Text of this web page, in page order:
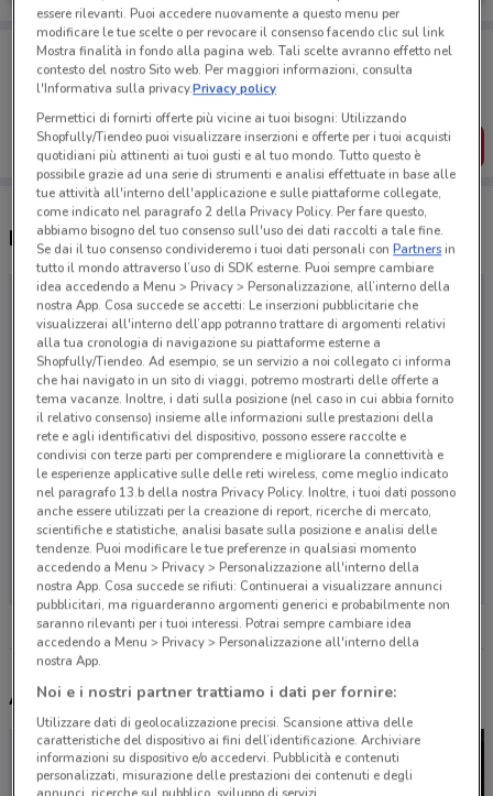
Porta DoveConviene sempre con te!
Puoi trovare le migliori offerte dei negozi vicino a te,
salvarle e creare la tua lista del risparmio, comodamente
SCARICA L’APP
Negozi Imperatore Viaggi a Pesaro
Non ci sono negozi nelle vicinanze
Altri volantini nelle vicinanze
essere rilevanti. Puoi accedere nuovamente a questo menu per
modificare le tue scelte o per revocare il consenso facendo clic sul link
Mostra finalità in fondo alla pagina web. Tali scelte avranno effetto nel
contesto del nostro Sito web. Per maggiori informazioni, consulta
l'Informativa sulla privacy.Privacy policy
Permettici di fornirti offerte più vicine ai tuoi bisogni: Utilizzando
Shopfully/Tiendeo puoi visualizzare inserzioni e offerte per i tuoi acquisti
quotidiani più attinenti ai tuoi gusti e al tuo mondo. Tutto questo è
possibile grazie ad una serie di strumenti e analisi effettuate in base alle
tue attività all'interno dell'applicazione e sulle piattaforme collegate,
come indicato nel paragrafo 2 della Privacy Policy. Per fare questo,
abbiamo bisogno del tuo consenso sull'uso dei dati raccolti a tale fine.
Se dai il tuo consenso condivideremo i tuoi dati personali conPartnersin
tutto il mondo attraverso l’uso di SDK esterne. Puoi sempre cambiare
idea accedendo a Menu > Privacy > Personalizzazione, all’interno della
nostra App. Cosa succede se accetti: Le inserzioni pubblicitarie che
visualizzerai all'interno dell’app potranno trattare di argomenti relativi
alla tua cronologia di navigazione su piattaforme esterne a
Shopfully/Tiendeo. Ad esempio, se un servizio a noi collegato ci informa
che hai navigato in un sito di viaggi, potremo mostrarti delle offerte a
tema vacanze. Inoltre, i dati sulla posizione (nel caso in cui abbia fornito
il relativo consenso) insieme alle informazioni sulle prestazioni della
rete e agli identificativi del dispositivo, possono essere raccolte e
condivisi con terze parti per comprendere e migliorare la connettività e
le esperienze applicative sulle delle reti wireless, come meglio indicato
nel paragrafo 13.b della nostra Privacy Policy. Inoltre, i tuoi dati possono
anche essere utilizzati per la creazione di report, ricerche di mercato,
scientifiche e statistiche, analisi basate sulla posizione e analisi delle
tendenze. Puoi modificare le tue preferenze in qualsiasi momento
accedendo a Menu > Privacy > Personalizzazione all'interno della
nostra App. Cosa succede se rifiuti: Continuerai a visualizzare annunci
pubblicitari, ma riguarderanno argomenti generici e probabilmente non
saranno rilevanti per i tuoi interessi. Potrai sempre cambiare idea
accedendo a Menu > Privacy > Personalizzazione all'interno della
nostra App.
Noi e i nostri partner trattiamo i dati per fornire:
Utilizzare dati di geolocalizzazione precisi. Scansione attiva delle
caratteristiche del dispositivo ai fini dell’identificazione. Archiviare
informazioni su dispositivo e/o accedervi. Pubblicità e contenuti
personalizzati, misurazione delle prestazioni dei contenuti e degli